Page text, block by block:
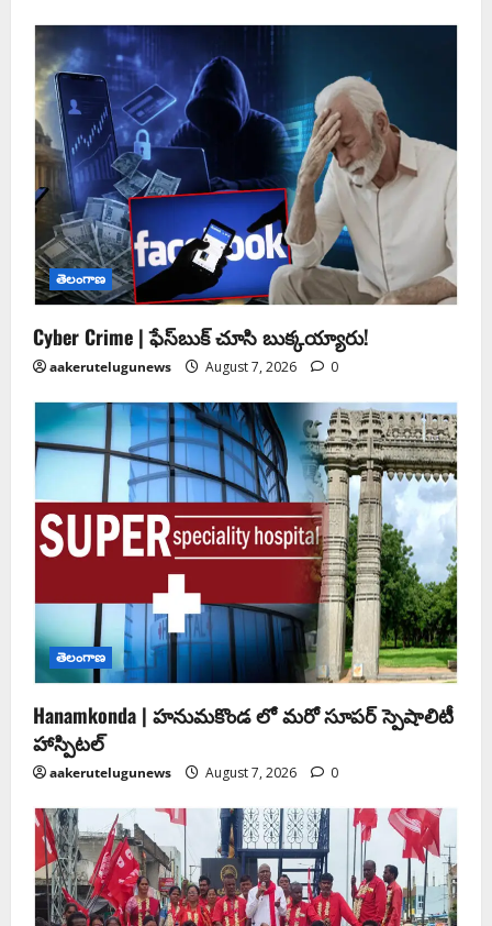
తెలంగాణ
Cyber Crime | ఫేస్‌బుక్‌ చూసి బుక్కయ్యారు!
aakerutelugunews August 7, 2026 0
తెలంగాణ
Hanamkonda | హనుమకొండ లో మరో సూపర్ స్పెషాలిటీ
హాస్పిటల్
aakerutelugunews August 7, 2026 0